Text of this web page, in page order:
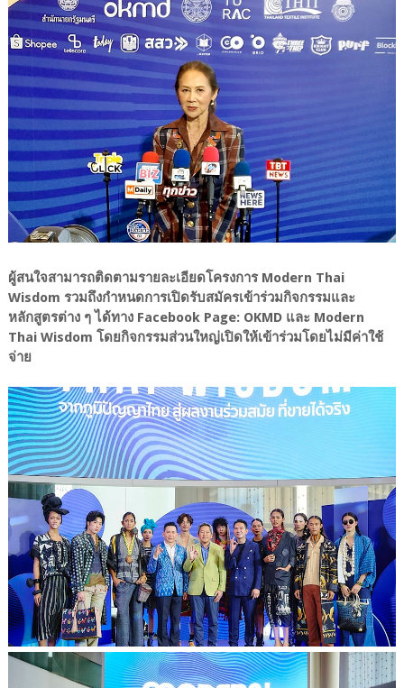
ผู้สนใจสามารถติดตามรายละเอียดโครงการ Modern Thai
Wisdom รวมถึงกำหนดการเปิดรับสมัครเข้าร่วมกิจกรรมและ
หลักสูตรต่าง ๆ ได้ทาง Facebook Page: OKMD และ Modern
Thai Wisdom โดยกิจกรรมส่วนใหญ่เปิดให้เข้าร่วมโดยไม่มีค่าใช้
จ่าย